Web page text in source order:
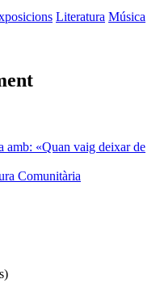
Literatura Música
amb: «Quan vaig deixar de
Comunitària